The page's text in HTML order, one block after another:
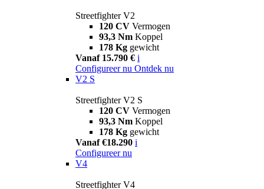
Streetfighter V2
120 CV Vermogen
93,3 Nm Koppel
178 Kg gewicht
Vanaf 15.790 € i
Configureer nu Ontdek nu
V2 S
Streetfighter V2 S
120 CV Vermogen
93,3 Nm Koppel
178 Kg gewicht
Vanaf €18.290 i
Configureer nu
V4
Streetfighter V4